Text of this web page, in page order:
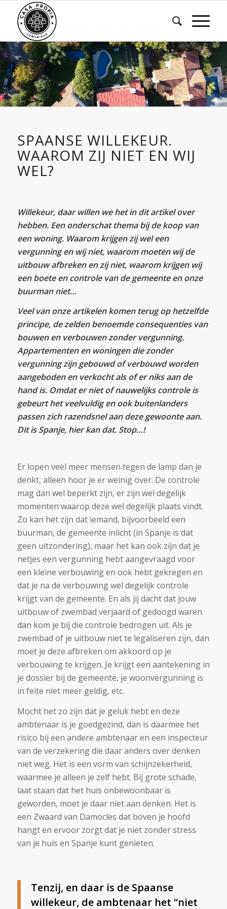
SPAANSE WILLEKEUR.
WAAROM ZIJ NIET EN WIJ
WEL?
Willekeur, daar willen we het in dit artikel over
hebben. Een onderschat thema bij de koop van
een woning. Waarom krijgen zij wel een
vergunning en wij niet, waarom moeten wij de
uitbouw afbreken en zij niet, waarom krijgen wij
een boete en controle van de gemeente en onze
buurman niet…
Veel van onze artikelen komen terug op hetzelfde
principe, de zelden benoemde consequenties van
bouwen en verbouwen zonder vergunning.
Appartementen en woningen die zonder
vergunning zijn gebouwd of verbouwd worden
aangeboden en verkocht als of er niks aan de
hand is. Omdat er niet of nauwelijks controle is
gebeurt het veelvuldig en ook buitenlanders
passen zich razendsnel aan deze gewoonte aan.
Dit is Spanje, hier kan dat. Stop…!
Er lopen veel meer mensen tegen de lamp dan je
denkt, alleen hoor je er weinig over. De controle
mag dan wel beperkt zijn, er zijn wel degelijk
momenten waarop deze wel degelijk plaats vindt.
Zo kan het zijn dat iemand, bijvoorbeeld een
buurman, de gemeente inlicht (in Spanje is dat
geen uitzondering), maar het kan ook zijn dat je
netjes een vergunning hebt aangevraagd voor
een kleine verbouwing en ook hebt gekregen en
dat je na de verbouwing wel degelijk controle
krijgt van de gemeente. En als jij dacht dat jouw
uitbouw of zwembad verjaard of gedoogd waren
dan kom je bij die controle bedrogen uit. Als je
zwembad of je uitbouw niet te legaliseren zijn, dan
moet je deze afbreken om akkoord op je
verbouwing te krijgen. Je krijgt een aantekening in
je dossier bij de gemeente, je woonvergunning is
in feite niet meer geldig, etc.
Mocht het zo zijn dat je geluk hebt en deze
ambtenaar is je goedgezind, dan is daarmee het
risico bij een andere ambtenaar en een inspecteur
van de verzekering die daar anders over denken
niet weg. Het is een vorm van schijnzekerheid,
waarmee je alleen je zelf hebt. Bij grote schade,
laat staan dat het huis onbewoonbaar is
geworden, moet je daar niet aan denken. Het is
een Zwaard van Damocles dat boven je hoofd
hangt en ervoor zorgt dat je niet zonder stress
van je huis en Spanje kunt genieten.
Tenzij, en daar is de Spaanse
willekeur, de ambtenaar het “niet